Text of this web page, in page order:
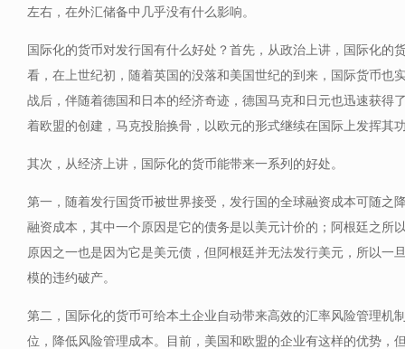
左右，在外汇储备中几乎没有什么影响。
国际化的货币对发行国有什么好处？首先，从政治上讲，国际化的
看，在上世纪初，随着英国的没落和美国世纪的到来，国际货币也
战后，伴随着德国和日本的经济奇迹，德国马克和日元也迅速获得
着欧盟的创建，马克投胎换骨，以欧元的形式继续在国际上发挥其
其次，从经济上讲，国际化的货币能带来一系列的好处。
第一，随着发行国货币被世界接受，发行国的全球融资成本可随之
融资成本，其中一个原因是它的债务是以美元计价的；阿根廷之所
原因之一也是因为它是美元债，但阿根廷并无法发行美元，所以一
模的违约破产。
第二，国际化的货币可给本土企业自动带来高效的汇率风险管理机
位，降低风险管理成本。目前，美国和欧盟的企业有这样的优势，